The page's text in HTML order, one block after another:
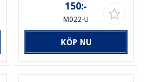
150:-
M022-U
KÖP NU